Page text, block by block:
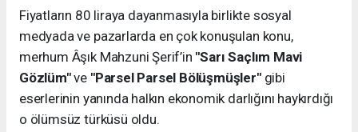
Fiyatların 80 liraya dayanmasıyla birlikte sosyal
medyada ve pazarlarda en çok konuşulan konu,
merhum Âşık Mahzuni Şerif’in "Sarı Saçlım Mavi
Gözlüm"ve "Parsel Parsel Bölüşmüşler"gibi
eserlerinin yanında halkın ekonomik darlığını haykırdığı
o ölümsüz türküsü oldu.